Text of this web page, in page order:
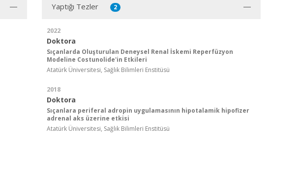
Yaptığı Tezler 2
2022
Doktora
Sıçanlarda Oluşturulan Deneysel Renal İskemi Reperfüzyon
Modeline Costunolide'in Etkileri
Atatürk Üniversitesi, Sağlık Bilimleri Enstitüsü
2018
Doktora
Sıçanlara periferal adropin uygulamasının hipotalamik hipofizer
adrenal aks üzerine etkisi
Atatürk Üniversitesi, Sağlık Bilimleri Enstitüsü